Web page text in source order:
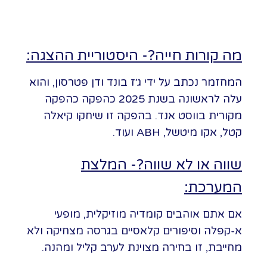
מה קורות חייה?- היסטוריית ההצגה:
המחזמר נכתב על ידי ג׳ז בונד ודן פטרסון, והוא
עלה לראשונה בשנת 2025 כהפקה כהפקה
מקורית בווסט אנד. בהפקה זו שיחקו קיאלה
קטל, אקו מיטשל, ABH ועוד.
שווה או לא שווה?- המלצת
המערכת:
אם אתם אוהבים קומדיה מוזיקלית, מופעי
א-קפלה וסיפורים קלאסיים בגרסה מצחיקה ולא
מחייבת, זו בחירה מצוינת לערב קליל ומהנה.